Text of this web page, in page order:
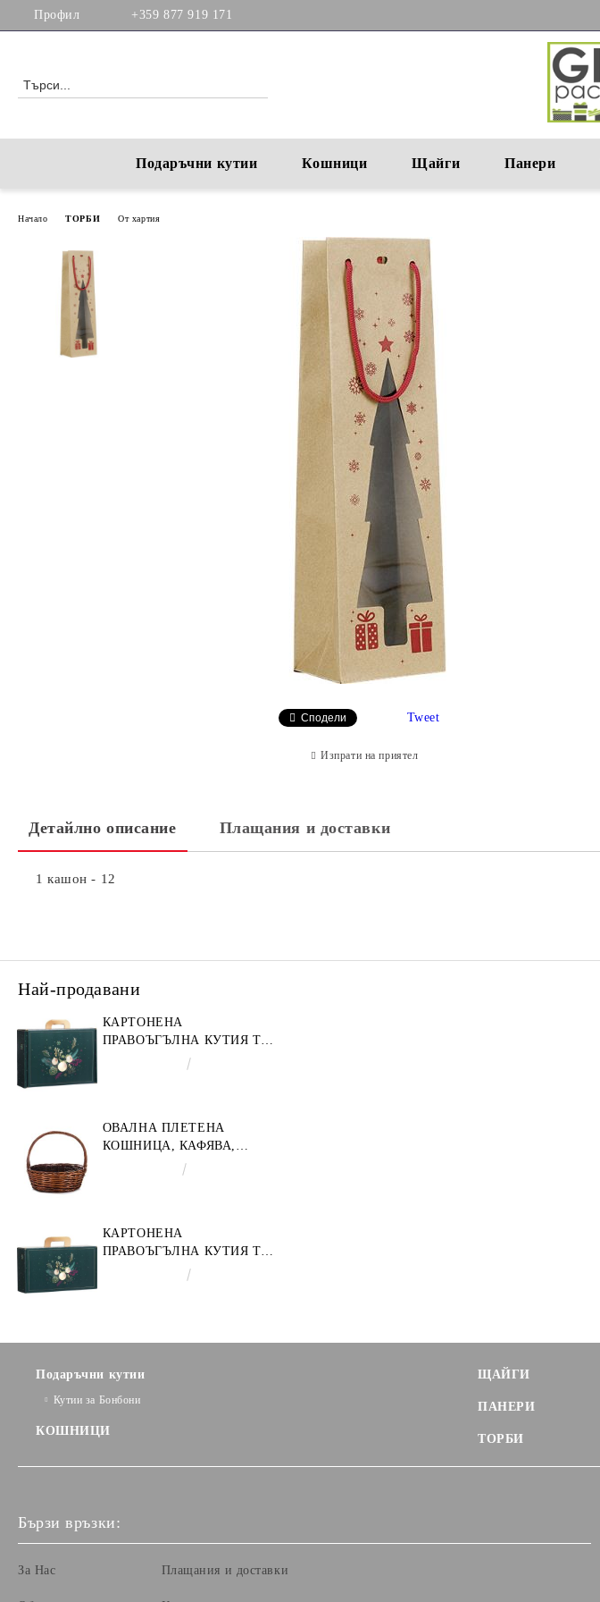
Профил +359 877 919 171
Подаръчни кутии Кошници Щайги Панери
Начало ТОРБИ От хартия
Сподели Tweet
Изпрати на приятел
Детайлно описание Плащания и доставки
1 кашон - 12
Най-продавани
КАРТОНЕНА
ПРАВОЪГЪЛНА КУТИЯ ТИП
"КУФАРЧЕ" ENCHANTED
ОВАЛНА ПЛЕТЕНА
КОШНИЦА, КАФЯВА,
35X30X12 СМ, SP609M
КАРТОНЕНА
ПРАВОЪГЪЛНА КУТИЯ ТИП
"КУФАРЧЕ" ENCHANTED
Подаръчни кутии
Кутии за Бонбони
КОШНИЦИ
ЩАЙГИ
ПАНЕРИ
ТОРБИ
Бързи връзки:
За Нас Плащания и доставки